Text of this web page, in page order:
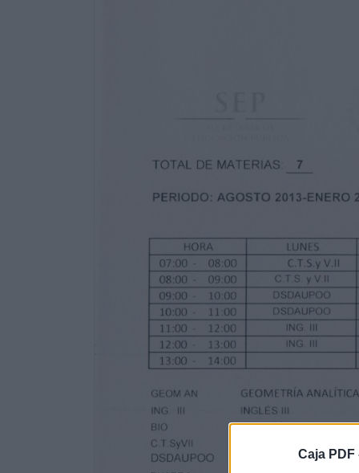
Caja PDF
PERIODO: AGOSTO 2013-ENERO 2014
HORA
LUNES
3AMP
ESPECIALIDAD:
MARTES
MIÉRCOLES
JUEVES
DSDAUPOO
DSDAUPOO